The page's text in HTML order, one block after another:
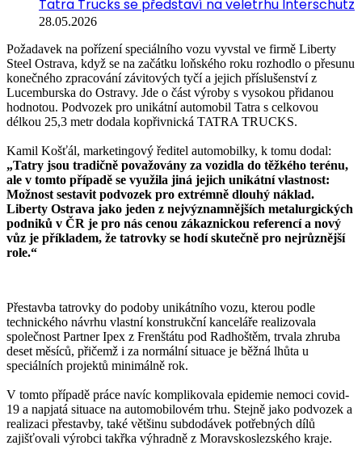
Tatra Trucks se představí na veletrhu Interschutz
28.05.2026
Požadavek na pořízení speciálního vozu vyvstal ve firmě Liberty
Steel Ostrava, když se na začátku loňského roku rozhodlo o přesunu
konečného zpracování závitových tyčí a jejich příslušenství z
Lucemburska do Ostravy. Jde o část výroby s vysokou přidanou
hodnotou. Podvozek pro unikátní automobil Tatra s celkovou
délkou 25,3 metr dodala kopřivnická TATRA TRUCKS.
Kamil Košťál, marketingový ředitel automobilky, k tomu dodal:
„Tatry jsou tradičně považovány za vozidla do těžkého terénu,
ale v tomto případě se využila jiná jejich unikátní vlastnost:
Možnost sestavit podvozek pro extrémně dlouhý náklad.
Liberty Ostrava jako jeden z nejvýznamnějších metalurgických
podniků v ČR je pro nás cenou zákaznickou referencí a nový
vůz je příkladem, že tatrovky se hodí skutečně pro nejrůznější
role.“
Přestavba tatrovky do podoby unikátního vozu, kterou podle
technického návrhu vlastní konstrukční kanceláře realizovala
společnost Partner Ipex z Frenštátu pod Radhoštěm, trvala zhruba
deset měsíců, přičemž i za normální situace je běžná lhůta u
speciálních projektů minimálně rok.
V tomto případě práce navíc komplikovala epidemie nemoci covid-
19 a napjatá situace na automobilovém trhu. Stejně jako podvozek a
realizaci přestavby, také většinu subdodávek potřebných dílů
zajišťovali výrobci takřka výhradně z Moravskoslezského kraje.